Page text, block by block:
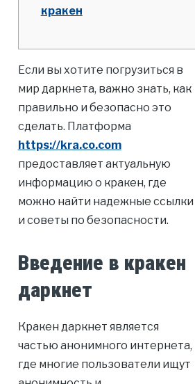
кракен
Если вы хотите погрузиться в
мир даркнета, важно знать, как
правильно и безопасно это
сделать. Платформа
https://kra.co.com
предоставляет актуальную
информацию о кракен, где
можно найти надежные ссылки
и советы по безопасности.
Введение в кракен
даркнет
Кракен даркнет является
частью анонимного интернета,
где многие пользователи ищут